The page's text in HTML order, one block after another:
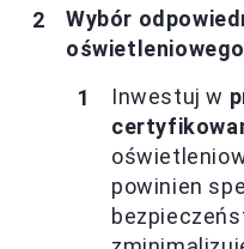
Wybór
oświetleniowego
Inwestuj w
powinien